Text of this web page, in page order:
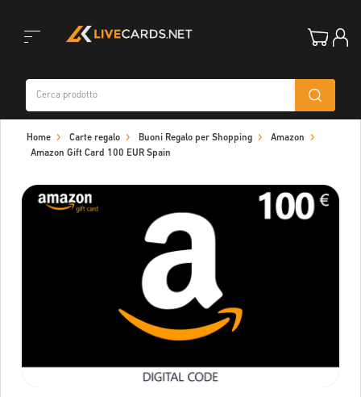
navigation
Home Carte regalo Buoni Regalo per Shopping
Amazon
Amazon Gift Card 100 EUR Spain